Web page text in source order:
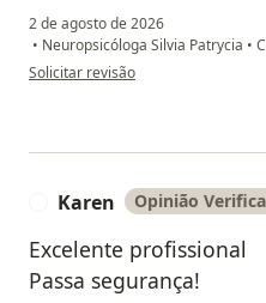
2 de agosto de 2026
• Neuropsicóloga Silvia Patrycia •
na opinião do utilizador Dilson de
Solicitar revisão
Karen Opinião
Excelente profissional
Passa segurança!